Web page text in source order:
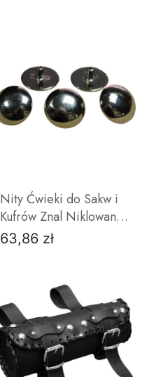
DO KOSZYKA
Nity Ćwieki do Sakw i
Kufrów Znal Niklowane
17 mm Zestaw 50 sztuk
Cena
63,86 zł